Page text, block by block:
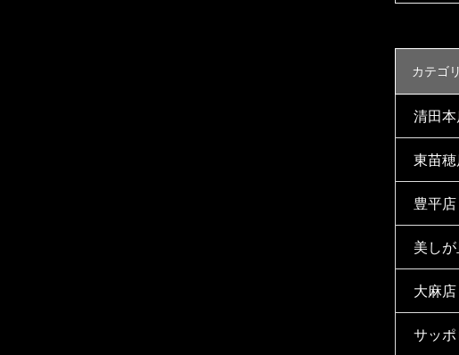
カテゴ
清田
東苗
豊平店
美し
大麻店
サッ